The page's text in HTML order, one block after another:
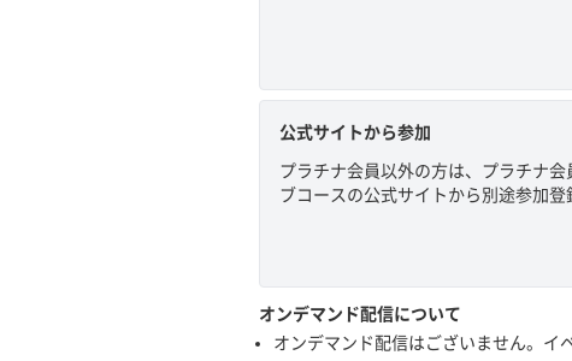
公式サイトから参加
プラチナ会員以外の方は、プラチナ
ブコースの公式サイトから別途参加登
オンデマンド配信について
オンデマンド配信はございません。イ